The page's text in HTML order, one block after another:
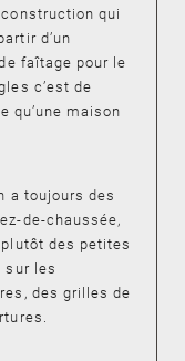
qui
d’un
faîtage pour le
c’est de
qu’une maison
a toujours des
de-chaussée,
plutôt des petites
sur les
des grilles de